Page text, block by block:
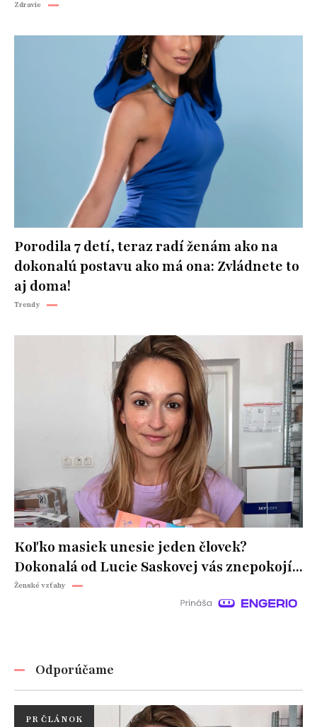
Zdravie
Porodila 7 detí, teraz radí ženám ako na
dokonalú postavu ako má ona: Zvládnete to
aj doma!
Trendy
Koľko masiek unesie jeden človek?
Dokonalá od Lucie Saskovej vás znepokojí...
Ženské vzťahy
Odporúčame
PR ČLÁNOK